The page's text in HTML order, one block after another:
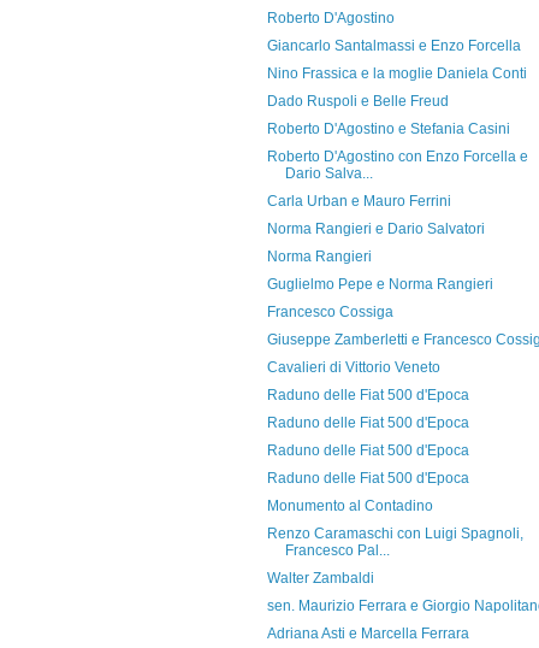
Roberto D'Agostino
Giancarlo Santalmassi e Enzo Forcella
Nino Frassica e la moglie Daniela Conti
Dado Ruspoli e Belle Freud
Roberto D'Agostino e Stefania Casini
Roberto D'Agostino con Enzo Forcella e
Dario Salva...
Carla Urban e Mauro Ferrini
Norma Rangieri e Dario Salvatori
Norma Rangieri
Guglielmo Pepe e Norma Rangieri
Francesco Cossiga
Giuseppe Zamberletti e Francesco
Cavalieri di Vittorio Veneto
Raduno delle Fiat 500 d'Epoca
Raduno delle Fiat 500 d'Epoca
Raduno delle Fiat 500 d'Epoca
Raduno delle Fiat 500 d'Epoca
Monumento al Contadino
Renzo Caramaschi con Luigi Spagnoli,
Francesco Pal...
Walter Zambaldi
sen. Maurizio Ferrara e Giorgio
Adriana Asti e Marcella Ferrara